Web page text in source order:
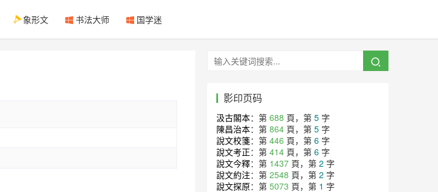
象形文 书法大师 国学迷
影印页码
汲古閣本：第 688 頁，第 5 字
陳昌治本：第 864 頁，第 5 字
說文校箋：第 446 頁，第 6 字
說文考正：第 414 頁，第 6 字
說文今釋：第 1437 頁，第 2 字
說文約注：第 2548 頁，第 2 字
說文探原：第 5073 頁，第 1 字